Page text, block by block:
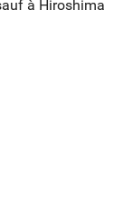
médiévale.
à Hiroshima